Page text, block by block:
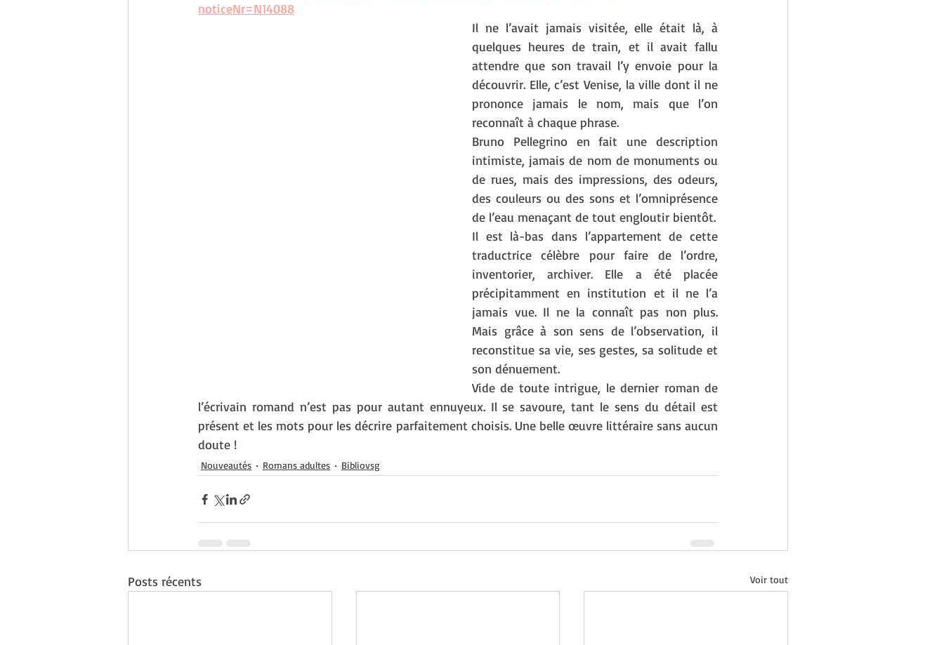
noticeNr=N14088
Il ne l’avait jamais visitée, elle était là, à
quelques heures de train, et il avait fallu
attendre que son travail l’y envoie pour la
découvrir. Elle, c’est Venise, la ville dont il ne
prononce jamais le nom, mais que l’on
reconnaît à chaque phrase.
Bruno Pellegrino en fait une description
intimiste, jamais de nom de monuments ou
de rues, mais des impressions, des odeurs,
des couleurs ou des sons et l’omniprésence
de l’eau menaçant de tout engloutir bientôt.
Il est là-bas dans l’appartement de cette
traductrice célèbre pour faire de l’ordre,
inventorier, archiver. Elle a été placée
précipitamment en institution et il ne l’a
jamais vue. Il ne la connaît pas non plus.
Mais grâce à son sens de l’observation, il
reconstitue sa vie, ses gestes, sa solitude et
son dénuement.
Vide de toute intrigue, le dernier roman de
l’écrivain romand n’est pas pour autant ennuyeux. Il se savoure, tant le sens du détail est
présent et les mots pour les décrire parfaitement choisis. Une belle œuvre littéraire sans aucun
doute !
Nouveautés Romans adultes Bibliovsg
Posts récents Voir tout